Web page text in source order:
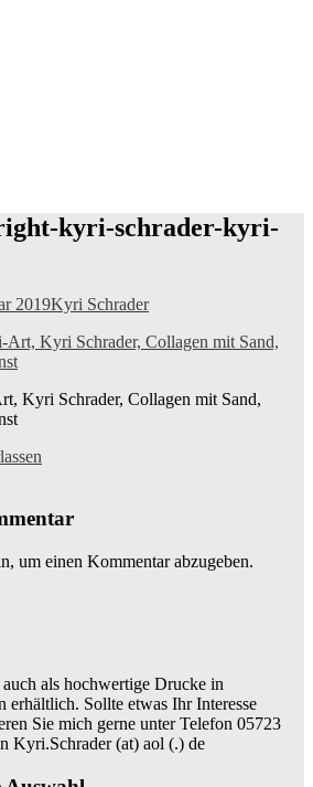
kyri-schrader-kyri-
2019Kyri Schrader
Kyri Schrader, Collagen mit Sand,
um einen Kommentar abzugeben.
als hochwertige Drucke in
erhältlich. Sollte etwas Ihr Interesse
Sie mich gerne unter Telefon 05723
Kyri.Schrader (at) aol (.) de